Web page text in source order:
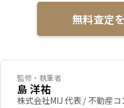
無料査定
監修・執筆者
島 洋祐
株式会社MIJ 代表 / 不動産